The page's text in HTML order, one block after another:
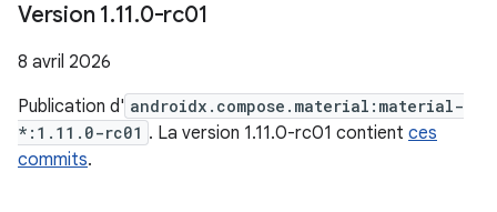
Version 1.11.0-rc01
8 avril 2026
Publication d' androidx.compose.material:material-
*:1.11.0-rc01 . La version 1.11.0-rc01 contient ces
commits.